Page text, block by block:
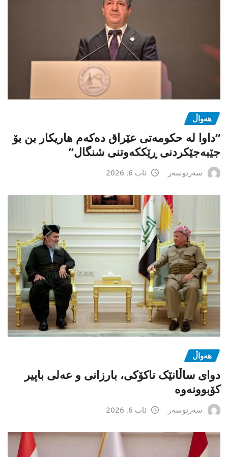
هەواڵ
“داوا لە حكومەتی عێراق دەكەم هاریكار بن بۆ
جێبەجێكردنی ڕێككەوتنی شنگال”
سەرنوسەر ئاب 6, 2026
هەواڵ
دوای ساڵانێک ناکۆکی، بارزانی و عەلی باپیر
کۆبوونەوە
سەرنوسەر ئاب 6, 2026